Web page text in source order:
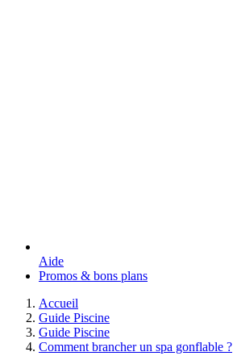
Aide
Promos & bons plans
Accueil
Guide Piscine
Guide Piscine
Comment brancher un spa gonflable ?